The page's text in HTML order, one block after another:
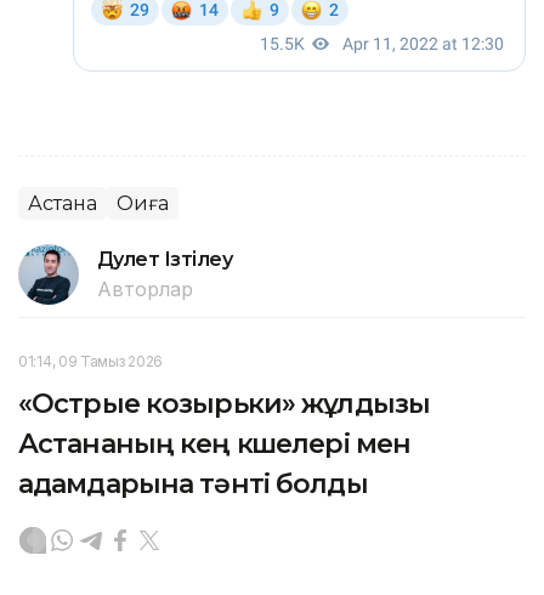
Астана Оқиға
Дәулет Ізтілеу
Авторлар
01:14, 09 Тамыз 2026
«Острые козырьки» жұлдызы
Астананың кең көшелері мен
адамдарына тәнті болды